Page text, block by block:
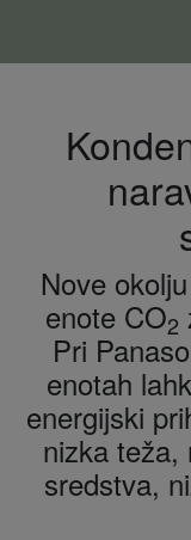
Nove
enote CO2
Pri
enotah
energijski
nizka teža,
sredstva,